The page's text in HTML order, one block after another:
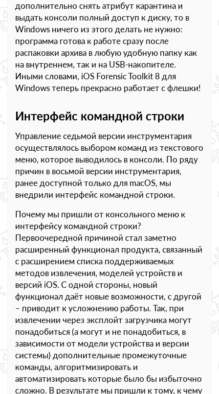
дополнительно снять атрибут карантина и
выдать консоли полный доступ к диску, то в
Windows ничего из этого делать не нужно:
программа готова к работе сразу после
распаковки архива в любую удобную папку как
на внутреннем, так и на USB-накопителе.
Иными словами, iOS Forensic Toolkit 8 для
Windows теперь прекрасно работает с флешки!
Интерфейс командной строки
Управление седьмой версии инструментария
осуществлялось выбором команд из текстового
меню, которое выводилось в консоли. По ряду
причин в восьмой версии инструментария,
ранее доступной только для macOS, мы
внедрили интерфейс командной строки.
Почему мы пришли от консольного меню к
интерфейсу командной строки?
Первоочередной причиной стал заметно
расширенный функционал продукта, связанный
с расширением списка поддерживаемых
методов извлечения, моделей устройств и
версий iOS. С одной стороны, новый
функционал даёт новые возможности, с другой
– приводит к усложнению работы. Так, при
извлечении через эксплойт загрузчика могут
понадобиться (а могут и не понадобиться, в
зависимости от модели устройства и версии
системы) дополнительные промежуточные
команды, алгоритмизировать и
автоматизировать которые было бы избыточно
сложно. В результате мы пришли к тому, к чему